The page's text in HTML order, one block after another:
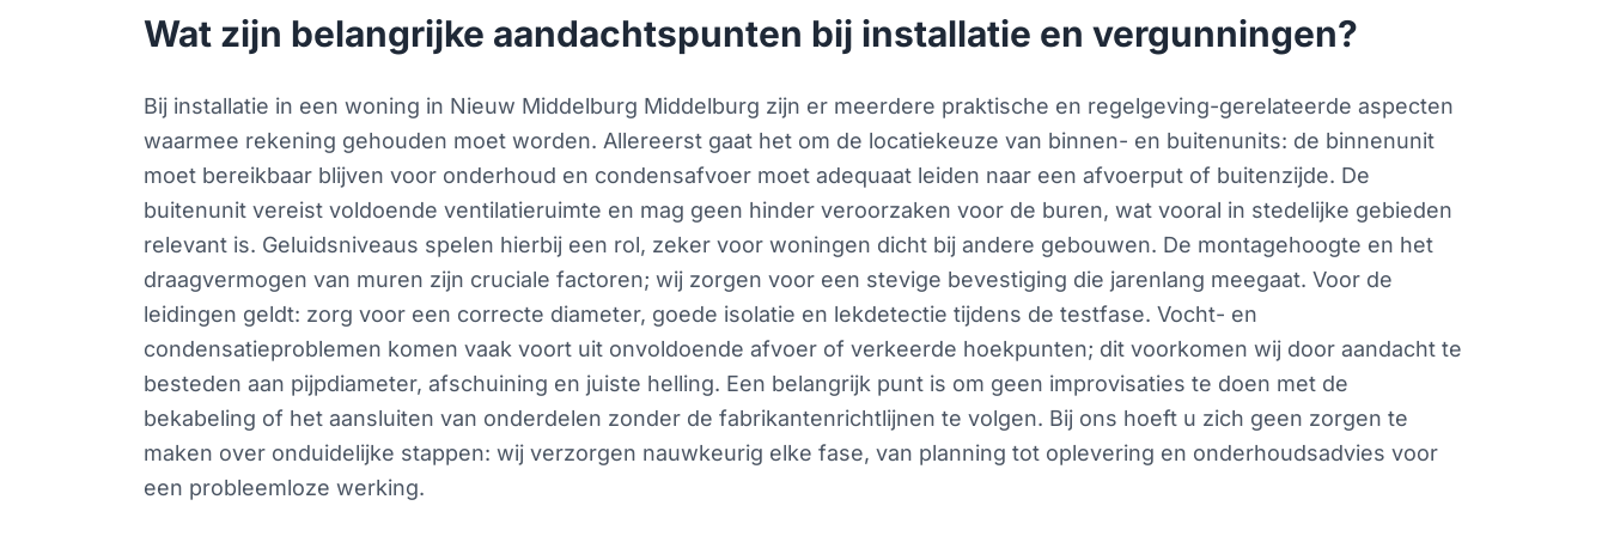
Wat zijn belangrijke aandachtspunten bij installatie en vergunningen?
Bij installatie in een woning in Nieuw Middelburg Middelburg zijn er meerdere praktische en regelgeving-gerelateerde aspecten
waarmee rekening gehouden moet worden. Allereerst gaat het om de locatiekeuze van binnen- en buitenunits: de binnenunit
moet bereikbaar blijven voor onderhoud en condensafvoer moet adequaat leiden naar een afvoerput of buitenzijde. De
buitenunit vereist voldoende ventilatieruimte en mag geen hinder veroorzaken voor de buren, wat vooral in stedelijke gebieden
relevant is. Geluidsniveaus spelen hierbij een rol, zeker voor woningen dicht bij andere gebouwen. De montagehoogte en het
draagvermogen van muren zijn cruciale factoren; wij zorgen voor een stevige bevestiging die jarenlang meegaat. Voor de
leidingen geldt: zorg voor een correcte diameter, goede isolatie en lekdetectie tijdens de testfase. Vocht- en
condensatieproblemen komen vaak voort uit onvoldoende afvoer of verkeerde hoekpunten; dit voorkomen wij door aandacht te
besteden aan pijpdiameter, afschuining en juiste helling. Een belangrijk punt is om geen improvisaties te doen met de
bekabeling of het aansluiten van onderdelen zonder de fabrikantenrichtlijnen te volgen. Bij ons hoeft u zich geen zorgen te
maken over onduidelijke stappen: wij verzorgen nauwkeurig elke fase, van planning tot oplevering en onderhoudsadvies voor
een probleemloze werking.